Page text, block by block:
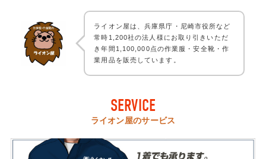
ライオン屋は、兵庫県庁・尼崎市役所など
常時1,200社の法人様にお取り引きいただ
き年間1,100,000点の作業服・安全靴・作
業用品を販売しています。
SERVICE
ライオン屋のサービス